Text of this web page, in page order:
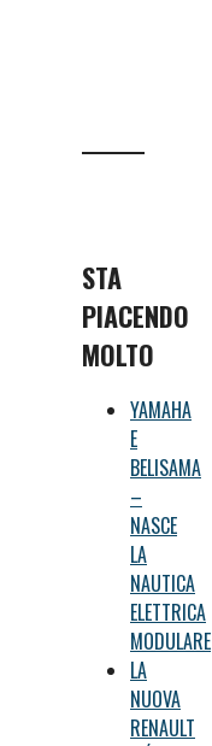
STA
PIACENDO
MOLTO
YAMAHA
E
BELISAMA
–
NASCE
LA
NAUTICA
ELETTRICA
MODULARE
LA
NUOVA
RENAULT